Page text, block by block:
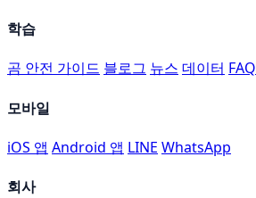
학습
곰 안전 가이드 블로그 뉴스 데이터 FAQ
모바일
iOS 앱 Android 앱 LINE WhatsApp
회사